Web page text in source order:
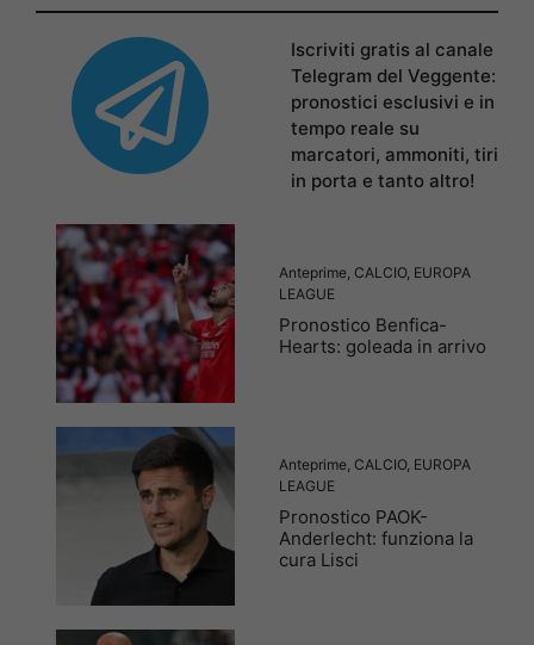
Iscriviti gratis al canale
Telegram del Veggente:
pronostici esclusivi e in
tempo reale su
marcatori, ammoniti, tiri
in porta e tanto altro!
Anteprime, CALCIO, EUROPA
LEAGUE
Pronostico Benfica-
Hearts: goleada in arrivo
Anteprime, CALCIO, EUROPA
LEAGUE
Pronostico PAOK-
Anderlecht: funziona la
cura Lisci